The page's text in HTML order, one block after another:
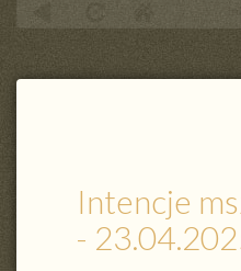
Intencje
-